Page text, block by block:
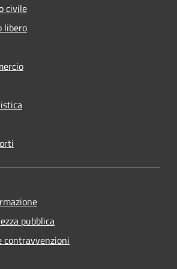
civile
libero
pubblica
contravvenzioni